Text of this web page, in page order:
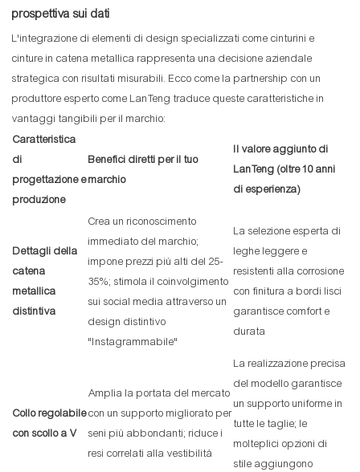
prospettiva sui dati
L'integrazione di elementi di design specializzati come cinturini e
cinture in catena metallica rappresenta una decisione aziendale
strategica con risultati misurabili. Ecco come la partnership con un
produttore esperto come LanTeng traduce queste caratteristiche in
vantaggi tangibili per il marchio:
Caratteristica
di
progettazione e
produzione
Benefici diretti per il tuo
marchio
Il valore aggiunto di
LanTeng (oltre 10 anni
di esperienza)
Dettagli della
catena
metallica
distintiva
Crea un riconoscimento
immediato del marchio;
impone prezzi più alti del 25-
35%; stimola il coinvolgimento
sui social media attraverso un
design distintivo
"Instagrammabile"
La selezione esperta di
leghe leggere e
resistenti alla corrosione
con finitura a bordi lisci
garantisce comfort e
durata
Collo regolabile
con scollo a V
Amplia la portata del mercato
con un supporto migliorato per
seni più abbondanti; riduce i
resi correlati alla vestibilità
La realizzazione precisa
del modello garantisce
un supporto uniforme in
tutte le taglie; le
molteplici opzioni di
stile aggiungono